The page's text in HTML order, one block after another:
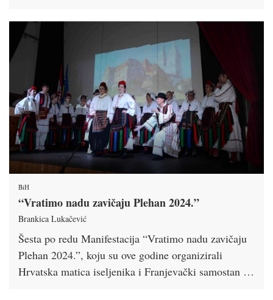
BiH
“Vratimo nadu zavičaju Plehan 2024.”
Brankica Lukačević
Šesta po redu Manifestacija “Vratimo nadu zavičaju
Plehan 2024.”, koju su ove godine organizirali
Hrvatska matica iseljenika i Franjevački samostan …